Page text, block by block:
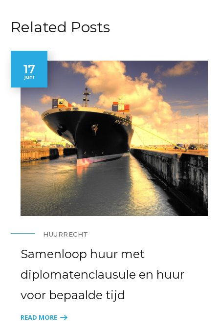
Related Posts
17
juni
HUURRECHT
Samenloop huur met
diplomatenclausule en huur
voor bepaalde tijd
READ MORE